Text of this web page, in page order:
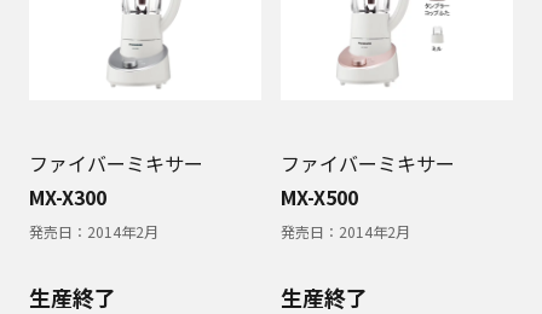
ファイバーミキサー
MX-X300
発売日： 2014年2月
ファイバーミキサー
MX-X500
発売日： 2014年2月
生産終了 生産終了